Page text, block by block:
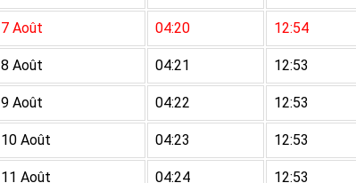
7 Août 04:20 12:54
8 Août 04:21 12:53
9 Août 04:22 12:53
10 Août 04:23 12:53
11 Août 04:24 12:53